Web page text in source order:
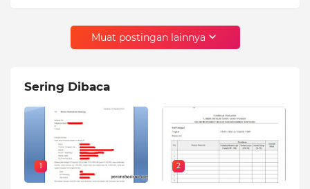
Muat postingan lainnya
Sering Dibaca
1 2